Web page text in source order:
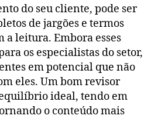
do seu cliente, pode ser
de jargões e termos
leitura. Embora esses
os especialistas do setor,
em potencial que não
eles. Um bom revisor
ideal, tendo em
o conteúdo mais